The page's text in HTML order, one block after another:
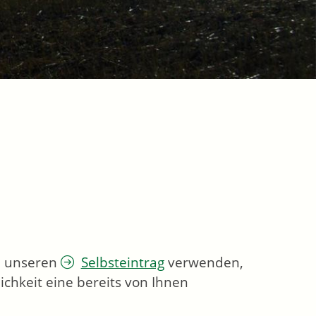
unseren Selbsteintragverwenden,
eine bereits von Ihnen